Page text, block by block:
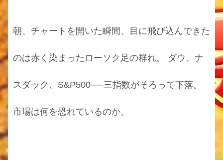
朝、チャートを開いた瞬間、目に飛び込んできた
のは赤く染まったローソク足の群れ。 ダウ、ナ
スダック、S&P500──三指数がそろって下落。
市場は何を恐れているのか。